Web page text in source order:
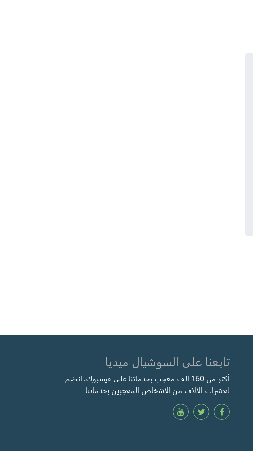
تابعنا على السوشيال ميديا
أكثر من 160 ألف معجب بخدماتنا على فيسبوك. انضم
لعشرات الألاف من الاشخاص المعجبين بخدماتنا